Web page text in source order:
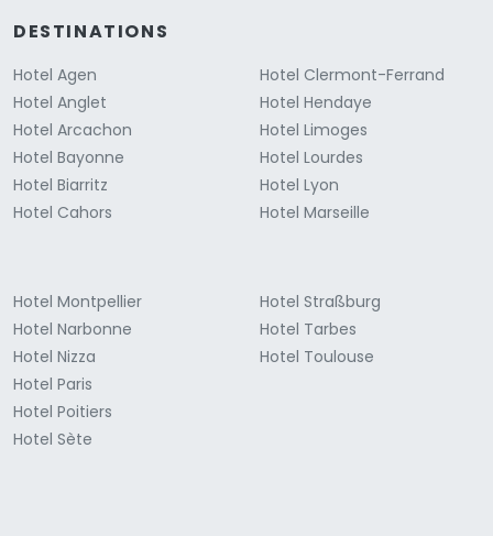
DESTINATIONS
Hotel Agen
Hotel Anglet
Hotel Arcachon
Hotel Bayonne
Hotel Biarritz
Hotel Cahors
Hotel Clermont-Ferrand
Hotel Hendaye
Hotel Limoges
Hotel Lourdes
Hotel Lyon
Hotel Marseille
Hotel Montpellier
Hotel Narbonne
Hotel Nizza
Hotel Paris
Hotel Poitiers
Hotel Sète
Hotel Straßburg
Hotel Tarbes
Hotel Toulouse